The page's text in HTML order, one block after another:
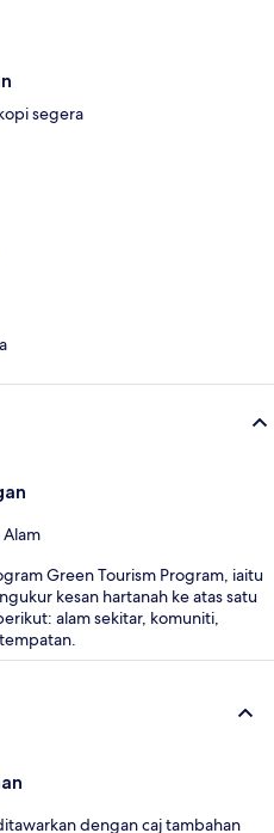
segera
Green Tourism Program, iaitu
kesan hartanah ke atas satu
alam sekitar, komuniti,
dengan caj tambahan